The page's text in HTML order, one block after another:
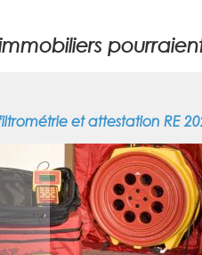
et attestation RE